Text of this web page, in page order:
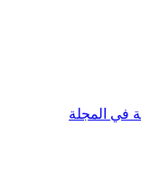
في المجلة